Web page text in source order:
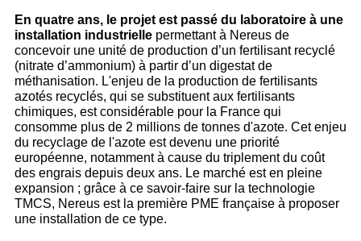
En quatre ans, le projet est passé du laboratoire à une
installation industrielle permettant à Nereus de
concevoir une unité de production d’un fertilisant recyclé
(nitrate d’ammonium) à partir d’un digestat de
méthanisation. L'enjeu de la production de fertilisants
azotés recyclés, qui se substituent aux fertilisants
chimiques, est considérable pour la France qui
consomme plus de 2 millions de tonnes d'azote. Cet enjeu
du recyclage de l'azote est devenu une priorité
européenne, notamment à cause du triplement du coût
des engrais depuis deux ans. Le marché est en pleine
expansion ; grâce à ce savoir-faire sur la technologie
TMCS, Nereus est la première PME française à proposer
une installation de ce type.